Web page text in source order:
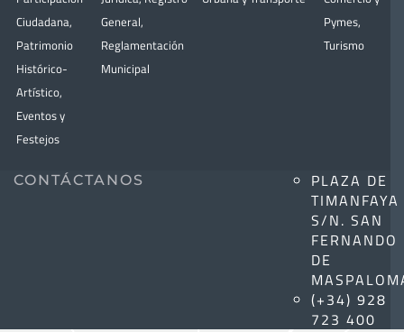
Ciudadana,
Patrimonio
Histórico-
Artístico,
Eventos y
Festejos
General,
Reglamentación
Municipal
Pymes,
Turismo
CONTÁCTANOS
PLAZA DE
TIMANFAYA
S/N. SAN
FERNANDO
DE
(+34) 928
723 400